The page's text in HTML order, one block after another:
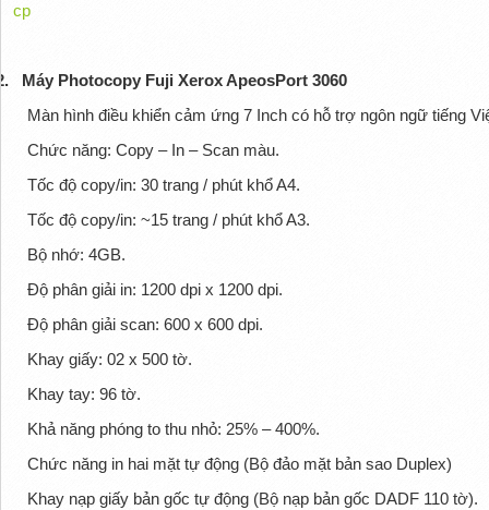
cp
Máy Photocopy Fuji Xerox ApeosPort 3060
Màn hình điều khiển cảm ứng 7 Inch có hỗ trợ ngôn ngữ tiếng
Chức năng: Copy – In – Scan màu.
Tốc độ copy/in: 30 trang / phút khổ A4.
Tốc độ copy/in: ~15 trang / phút khổ A3.
Bộ nhớ: 4GB.
Độ phân giải in: 1200 dpi x 1200 dpi.
Độ phân giải scan: 600 x 600 dpi.
Khay giấy: 02 x 500 tờ.
Khay tay: 96 tờ.
Khả năng phóng to thu nhỏ: 25% – 400%.
Chức năng in hai mặt tự động (Bộ đảo mặt bản sao Duplex)
Khay nạp giấy bản gốc tự động (Bộ nạp bản gốc DADF 110 tờ).